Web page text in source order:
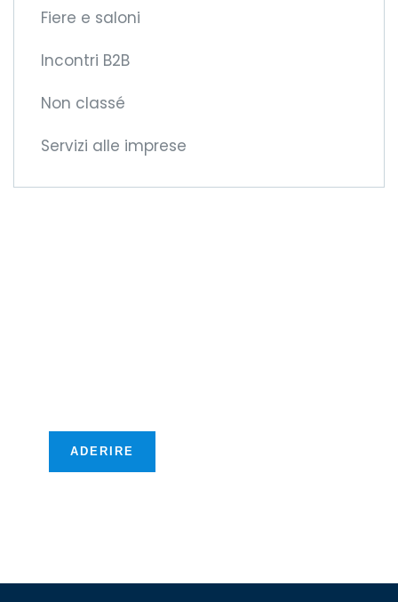
Fiere e saloni
Incontri B2B
Non classé
Servizi alle imprese
ADERIRE